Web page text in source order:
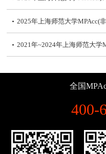
2025年上海师范大学MPAcc(
2021年~2024年上海师范大学
2024年上海师范大学MPAcc(
2024年上海师范大学MPAcc
2023年上海师范大学MPAcc
全国
400-